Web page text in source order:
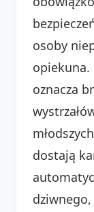
osoby
opiekuna.
oznacza
dostają